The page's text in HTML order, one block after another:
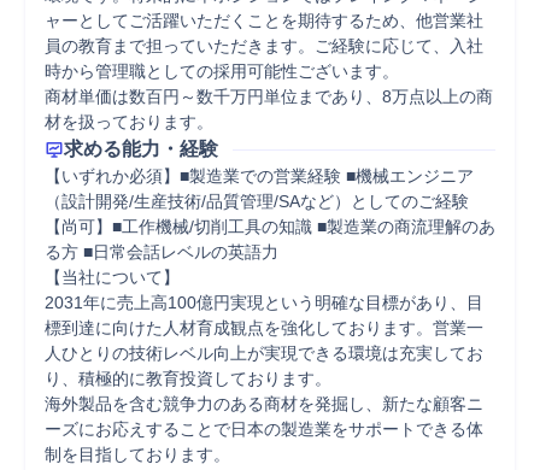
ャーとしてご活躍いただくことを期待するため、他営業社
員の教育まで担っていただきます。ご経験に応じて、入社
時から管理職としての採用可能性ございます。
商材単価は数百円～数千万円単位まであり、8万点以上の商
材を扱っております。
求める能力・経験
【いずれか必須】■製造業での営業経験 ■機械エンジニア
（設計開発/生産技術/品質管理/SAなど）としてのご経験
【尚可】■工作機械/切削工具の知識 ■製造業の商流理解のあ
る方 ■日常会話レベルの英語力
【当社について】
2031年に売上高100億円実現という明確な目標があり、目
標到達に向けた人材育成観点を強化しております。営業一
人ひとりの技術レベル向上が実現できる環境は充実してお
り、積極的に教育投資しております。
海外製品を含む競争力のある商材を発掘し、新たな顧客ニ
ーズにお応えすることで日本の製造業をサポートできる体
制を目指しております。